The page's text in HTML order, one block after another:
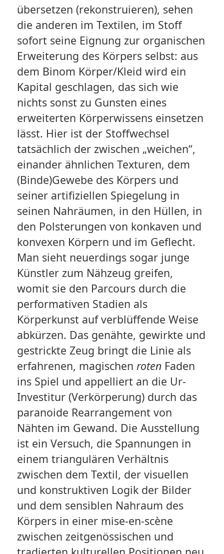
übersetzen (rekonstruieren), sehen
die anderen im Textilen, im Stoff
sofort seine Eignung zur organischen
Erweiterung des Körpers selbst: aus
dem Binom Körper/Kleid wird ein
Kapital geschlagen, das sich wie
nichts sonst zu Gunsten eines
erweiterten Körperwissens einsetzen
lässt. Hier ist der Stoffwechsel
tatsächlich der zwischen „weichen“,
einander ähnlichen Texturen, dem
(Binde)Gewebe des Körpers und
seiner artifiziellen Spiegelung in
seinen Nahräumen, in den Hüllen, in
den Polsterungen von konkaven und
konvexen Körpern und im Geflecht.
Man sieht neuerdings sogar junge
Künstler zum Nähzeug greifen,
womit sie den Parcours durch die
performativen Stadien als
Körperkunst auf verblüffende Weise
abkürzen. Das genähte, gewirkte und
gestrickte Zeug bringt die Linie als
erfahrenen, magischen rotenFaden
ins Spiel und appelliert an die Ur-
Investitur (Verkörperung) durch das
paranoide Rearrangement von
Nähten im Gewand. Die Ausstellung
ist ein Versuch, die Spannungen in
einem triangulären Verhältnis
zwischen dem Textil, der visuellen
und konstruktiven Logik der Bilder
und dem sensiblen Nahraum des
Körpers in einer mise-en-scène
zwischen zeitgenössischen und